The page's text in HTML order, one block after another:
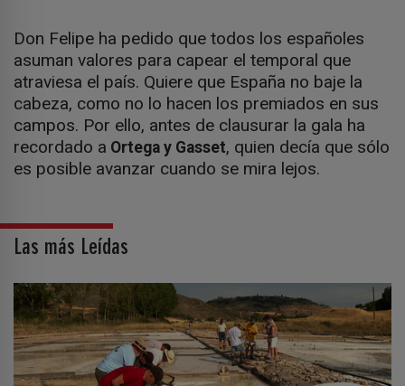
Don Felipe ha pedido que todos los españoles
asuman valores para capear el temporal que
atraviesa el país. Quiere que España no baje la
cabeza, como no lo hacen los premiados en sus
campos. Por ello, antes de clausurar la gala ha
recordado a Ortega y Gasset, quien decía que sólo
es posible avanzar cuando se mira lejos.
Las más Leídas